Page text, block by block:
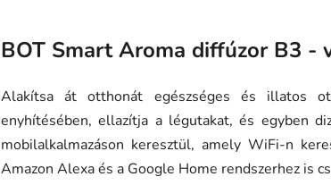
BOT Smart Aroma diffúzor B3 -
Alakítsa át otthonát egészséges és illatos
enyhítésében, ellazítja a légutakat, és egyben
mobilalkalmazáson keresztül, amely WiFi-n
Amazon Alexa és a Google Home rendszerhez is